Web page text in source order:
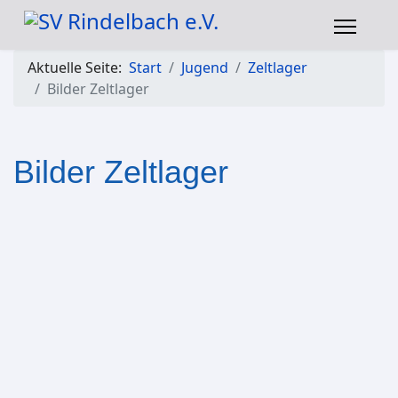
Aktuelle Seite: Start Jugend
Zeltlager
Bilder Zeltlager
Bilder Zeltlager